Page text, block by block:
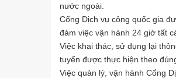
nước ngoài.
Cổng Dịch vụ công quốc gia
đảm việc vận hành 24 giờ tất
Việc khai thác, sử dụng lại
tuyến được thực hiện theo
Việc quản lý, vận hành Cổng